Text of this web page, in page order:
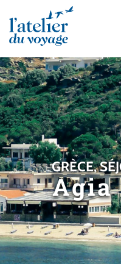
GRÈCE,
Agia
Panneau de gestion